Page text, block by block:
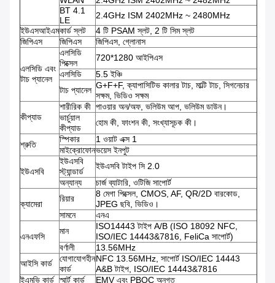
BT 4.1
LE
2.4GHz ISM 2402MHz ~ 2480MHz
ইউএসআইএমকার্ড স্লট
4 টি PSAM স্লট, 2 টি সিম স্লট
জিপিএস
জিপিএস জিপিএস, গ্লোনাস
এলসিডি এবং
টাচ প্যানেল
এলসিডি
পিক্সেল
720*1280 আইপিএস
এলসিডি
5.5 ইঞ্চি
টাচ প্যানেল G+F+F, ক্যাপাসিটিভ কালার টাচ, মাল্টি টাচ, সিগনেচার
সক্ষম, ভিডিও সক্ষম
কীপ্যাড
শারীরিক কী পাওয়ার অন/অফ, ভলিউম আপ, ভলিউম ডাউন।
ভার্চুয়াল
কীপ্যাড
হোম কী, ফাংশন কী, সংখ্যাসূচক কী।
শ্রুতি
স্পিকার
1 ওয়াট এক্স 1
মাইক্রোফোনভয়েস ইনপুট
ইউএসবি
ইউএসবি
স্ট্যান্ডার্ড
ইউএসবি টাইপ সি 2.0
অন্যান্য
চার্জ ব্যাটারি, ওটিজি সাপোর্ট
ক্যামেরা
রিয়ার
8 মেগা পিক্সেল, CMOS, AF, QR/2D বারকোড,
JPEG ছবি, ভিডিও।
সামনে
এনএ
এনএফসি
মান
ISO14443 টাইপ A/B (ISO 18092 NFC,
ISO/IEC 14443&7816, FeliCa সাপোর্ট)
বর্ণালী
13.56MHz
আইসি কার্ড
যোগাযোগহীন
কার্ড
NFC 13.56MHz, সাপোর্ট ISO/IEC 14443
A&B টাইপ, ISO/IEC 14443&7816
ইএমভি কার্ড স্মার্ট কার্ড EMV এবং PBOC অনুগত